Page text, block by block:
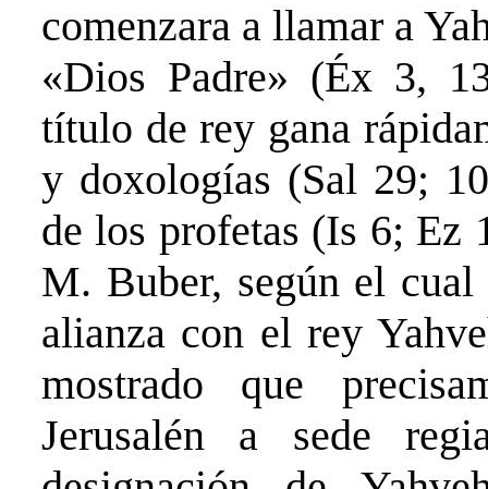
comenzara a llamar a
«Dios Padre» (Éx 3,
título de rey gana
y doxologías (Sal 29;
de los profetas (Is 6; Ez
M. Buber, según el
alianza con el rey
mostrado que
Jerusalén a sede